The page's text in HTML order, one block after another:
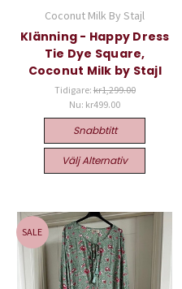
Coconut Milk By Stajl
Klänning - Happy Dress
Tie Dye Square,
Coconut Milk by Stajl
Tidigare: kr1,299.00
Nu: kr499.00
Snabbtitt
Välj Alternativ
SALE